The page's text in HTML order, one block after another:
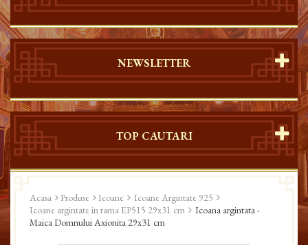
NEWSLETTER
TOP CAUTARI
Acasa Produse Icoane
Icoane Argintate 925
Icoane argintate in rama EP515 29x31 cm
Icoana argintata -
Maica Domnului Axionita 29x31 cm